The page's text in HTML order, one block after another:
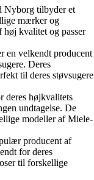
Nyborg tilbyder et
mærker og
høj kvalitet og passer
en velkendt producent
Deres
til deres støvsugere
deres højkvalitets
undtagelse. De
modeller af Miele-
producent af
for deres
til forskellige